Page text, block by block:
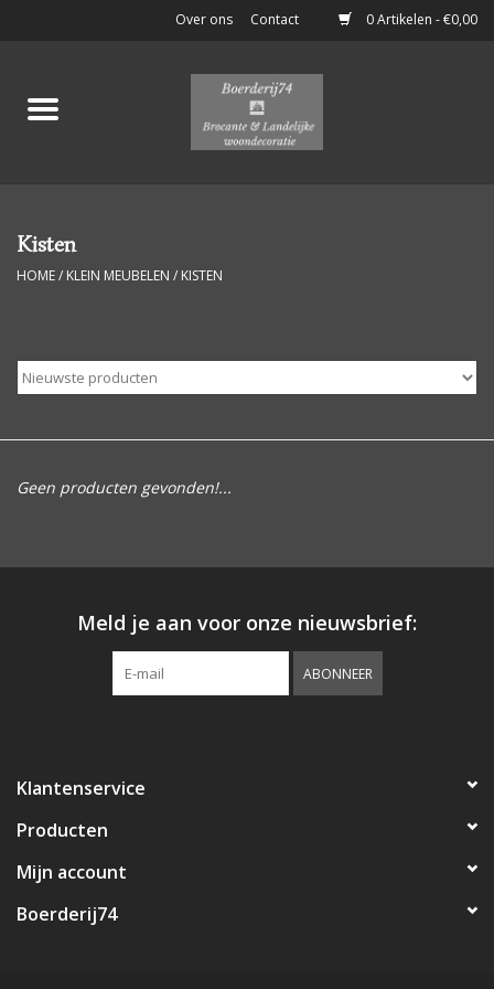
0 Artikelen - €0,00
Over ons Contact
Home
Keukenspullen
Luiken
Woonaccessoires
Kisten
HOME/ KLEIN MEUBELEN / KISTEN
Geen producten gevonden!...
Meld je aan voor onze nieuwsbrief:
ABONNEER
Klantenservice
Producten
Mijn account
Boerderij74